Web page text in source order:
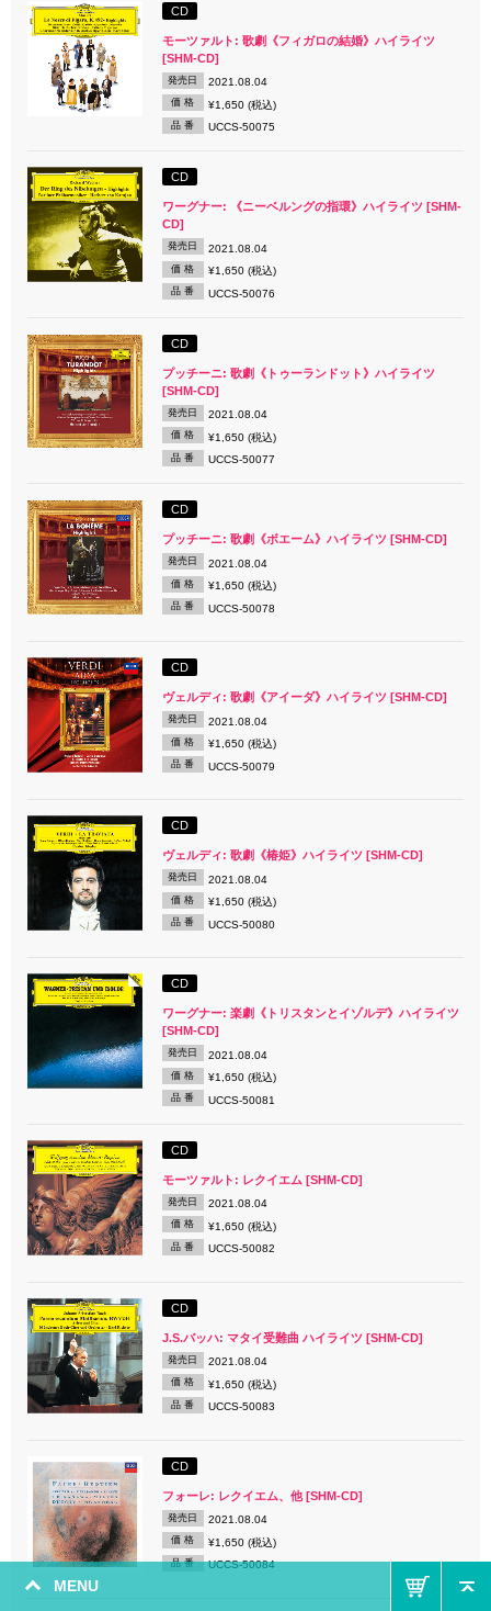
MENU
CD
モーツァルト: 歌劇《フィガロの結婚》ハイライツ
[SHM-CD]
発売日 2021.08.04
価 格 ¥1,650 (税込)
品 番 UCCS-50075
CD
ワーグナー: 《ニーベルングの指環》ハイライツ [SHM-
CD]
発売日 2021.08.04
価 格 ¥1,650 (税込)
品 番 UCCS-50076
CD
プッチーニ: 歌劇《トゥーランドット》ハイライツ
[SHM-CD]
発売日 2021.08.04
価 格 ¥1,650 (税込)
品 番 UCCS-50077
CD
プッチーニ: 歌劇《ボエーム》ハイライツ [SHM-CD]
発売日 2021.08.04
価 格 ¥1,650 (税込)
品 番 UCCS-50078
CD
ヴェルディ: 歌劇《アイーダ》ハイライツ [SHM-CD]
発売日 2021.08.04
価 格 ¥1,650 (税込)
品 番 UCCS-50079
CD
ヴェルディ: 歌劇《椿姫》ハイライツ [SHM-CD]
発売日 2021.08.04
価 格 ¥1,650 (税込)
品 番 UCCS-50080
CD
ワーグナー: 楽劇《トリスタンとイゾルデ》ハイライツ
[SHM-CD]
発売日 2021.08.04
価 格 ¥1,650 (税込)
品 番 UCCS-50081
CD
モーツァルト: レクイエム [SHM-CD]
発売日 2021.08.04
価 格 ¥1,650 (税込)
品 番 UCCS-50082
CD
J.S.バッハ: マタイ受難曲 ハイライツ [SHM-CD]
発売日 2021.08.04
価 格 ¥1,650 (税込)
品 番 UCCS-50083
CD
フォーレ: レクイエム、他 [SHM-CD]
発売日 2021.08.04
価 格 ¥1,650 (税込)
品 番 UCCS-50084